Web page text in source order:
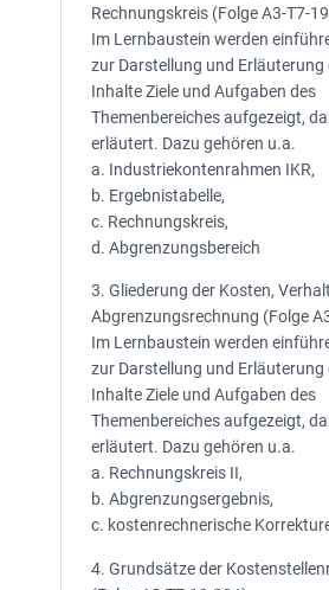
Rechnungskreis (Folge A3-T7-
Im Lernbaustein werden
zur Darstellung und Erläuterung
Inhalte Ziele und Aufgaben des
Themenbereiches aufgezeigt,
erläutert. Dazu gehören u.a.
a. Industriekontenrahmen IKR,
b. Ergebnistabelle,
c. Rechnungskreis,
d. Abgrenzungsbereich
3. Gliederung der Kosten,
Abgrenzungsrechnung (Folge
Im Lernbaustein werden
zur Darstellung und Erläuterung
Inhalte Ziele und Aufgaben des
Themenbereiches aufgezeigt,
erläutert. Dazu gehören u.a.
a. Rechnungskreis II,
b. Abgrenzungsergebnis,
c. kostenrechnerische
4. Grundsätze der